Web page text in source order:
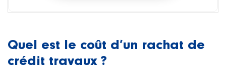
Quel est le coût d’un rachat de
crédit travaux ?